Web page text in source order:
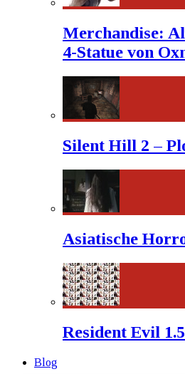
Merchandise:
4-Statue von
Silent Hill 2 –
Asiatische
Resident Evil
Blog